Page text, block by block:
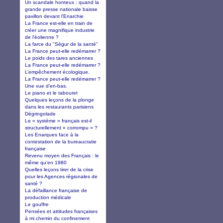
Un scandale honteux : quand la
grande presse nationale baisse
pavillon devant l'Enarchie
La France est-elle en train de
créer une magnifique industrie
de l'éolienne ?
La farce du "Ségur de la santé"
La France peut-elle redémarrer ?
Le poids des tares anciennes
La France peut-elle redémarrer ?
L’empêchement écologique.
La France peut-elle redémarrer ?
Une vue d'en-bas.
Le piano et le tabouret
Quelques leçons de la plonge
dans les restaurants parisiens
Dégringolade
Le « système » français est-il
structurellement « corrompu » ?
Les Enarques face à la
contestation de la bureaucratie
française
Revenu moyen des Français : le
même qu'en 1980
Quelles leçons tirer de la crise
pour les Agences régionales de
santé ?
La défaillance française de
production médicale
Le gouffre
Pensées et attitudes françaises
à mi chemin du confinement